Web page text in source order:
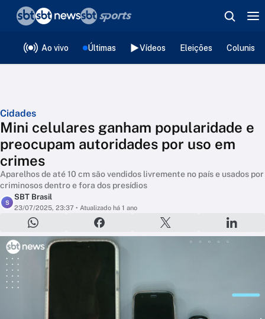
Ao vivo Últimas Vídeos Eleições
Cidades
Mini celulares ganham popularidade e
preocupam autoridades por uso em
crimes
Aparelhos de até 10 cm são vendidos livremente no país e usados por
criminosos dentro e fora dos presídios
S
SBT Brasil
23/07/2025, 23:37 • Atualizado há 1 ano
❮voltar
Editorias